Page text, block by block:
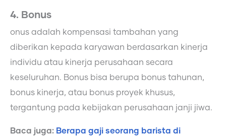
4. Bonus
onus adalah kompensasi tambahan yang
diberikan kepada karyawan berdasarkan kinerja
individu atau kinerja perusahaan secara
keseluruhan. Bonus bisa berupa bonus tahunan,
bonus kinerja, atau bonus proyek khusus,
tergantung pada kebijakan perusahaan janji jiwa.
Baca juga: Berapa gaji seorang barista di